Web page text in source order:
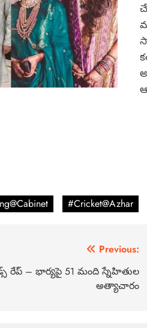
#Cricket@Azhar
Previous:
రేప్ – భార్యపై 51 మంది స్నేహితుల
అత్యాచారం